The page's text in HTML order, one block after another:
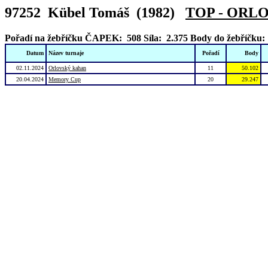
97252 Kübel Tomáš (1982) TOP -
Pořadí na žebříčku ČAPEK: 508 Síla: 2.375 Body do žebříčku:
Datum Název turnaje Pořadí Body
02.11.2024 Orlovský kahan 11
50.102
20.04.2024
Memory Cup 20 29.247